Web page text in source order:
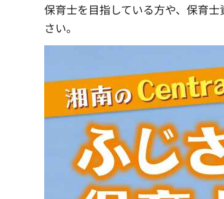
保育士を目指している方や、保育
さい。